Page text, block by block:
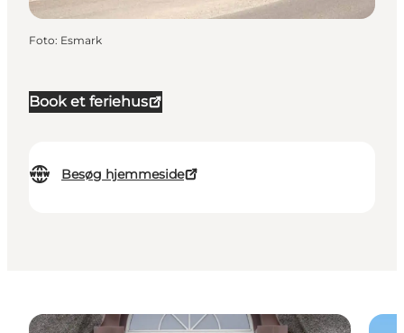
Book et feriehus
Besøg hjemmeside
Foto: Esmark